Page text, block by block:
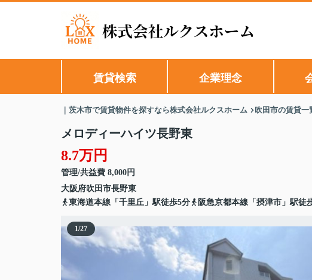
賃貸検索 企業理念
｜茨木市で賃貸物件を探すなら株式会社ルクスホーム 吹田市の賃貸一
メロディーハイツ長野東
8.7万円
管理/共益費 8,000円
大阪府吹田市長野東
東海道本線「千里丘」駅徒歩5分
阪急京都本線「摂津市」駅徒
1/27